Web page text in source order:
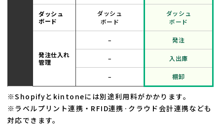
ダッシュ
ボード
ダッシュ
ボード
ダッシュ
ボード
発注仕入れ
管理
– 発注
– 入出庫
– 棚卸
※Shopifyとkintoneには別途利用料がかかります。
※ラベルプリント連携・RFID連携·クラウド会計連携なども
対応できます。